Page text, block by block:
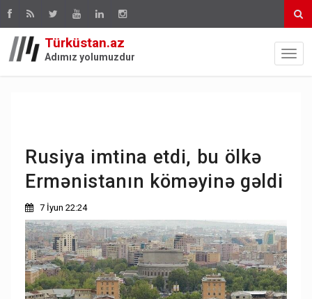
Türküstan.az
Adımız yolumuzdur
Rusiya imtina etdi, bu ölkə
Ermənistanın köməyinə gəldi
7 İyun 22:24